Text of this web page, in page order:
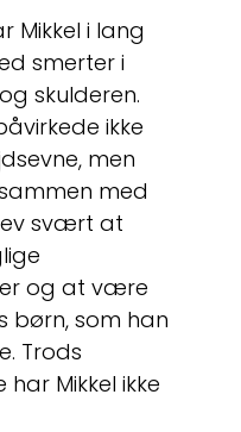
Mikkel i lang
smerter i
skulderen.
ikke
men
med
svært at
og at være
børn, som han
Trods
Mikkel ikke